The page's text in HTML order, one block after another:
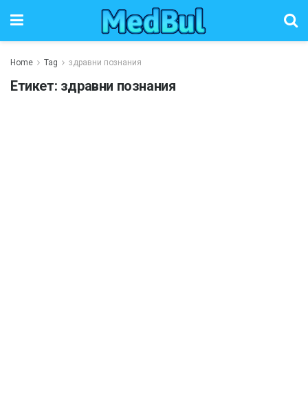
Home Tag здравни познания
Етикет: здравни познания